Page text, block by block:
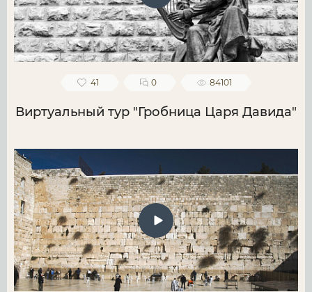
41 0 84101
Виртуальный тур "Гробница Царя Давида"